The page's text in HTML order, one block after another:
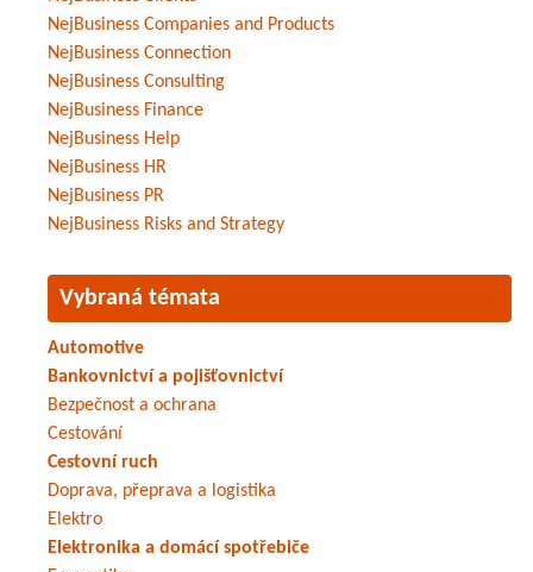
NejBusiness Companies and Products
NejBusiness Connection
NejBusiness Consulting
NejBusiness Finance
NejBusiness Help
NejBusiness HR
NejBusiness PR
NejBusiness Risks and Strategy
Vybraná témata
Automotive
Bankovnictví a pojišťovnictví
Bezpečnost a ochrana
Cestování
Cestovní ruch
Doprava, přeprava a logistika
Elektro
Elektronika a domácí spotřebiče